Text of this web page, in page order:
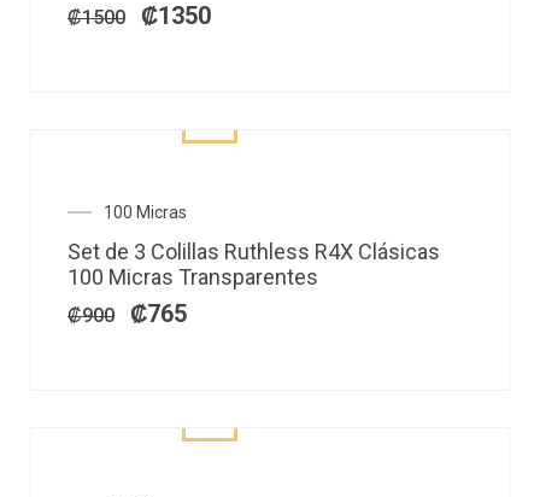
₡1500
₡1350
100 Micras
Set de 3 Colillas Ruthless R4X Clásicas
100 Micras Transparentes
₡900
El
precio
original
era:
₡900.
₡765
precio
actual
es:
₡765.